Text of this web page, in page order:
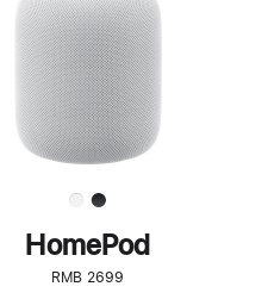
了
解
HomePod<
HomePod
RMB 2699